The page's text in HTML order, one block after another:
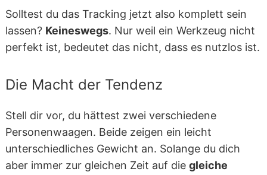
Solltest du das Tracking jetzt also komplett sein
lassen? Keineswegs. Nur weil ein Werkzeug nicht
perfekt ist, bedeutet das nicht, dass es nutzlos ist.
Die Macht der Tendenz
Stell dir vor, du hättest zwei verschiedene
Personenwaagen. Beide zeigen ein leicht
unterschiedliches Gewicht an. Solange du dich
aber immer zur gleichen Zeit auf die gleiche